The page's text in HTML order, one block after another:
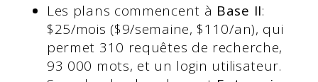
Les plans commencent à Base II:
$25/mois ($9/semaine, $110/an), qui
permet 310 requêtes de recherche,
93 000 mots, et un login utilisateur.